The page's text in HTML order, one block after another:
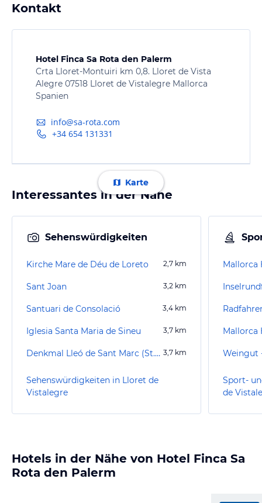
Kontakt
Hotel Finca Sa Rota den Palerm
Crta Lloret-Montuiri km 0,8. Lloret de Vista
Alegre 07518 Lloret de Vistalegre Mallorca
Spanien
info@sa-rota.com
+34 654 131331
Karte
Interessantes in der Nähe
Sehenswürdigkeiten
Kirche Mare de Déu de Loreto 2,7 km
Sant Joan 3,2 km
Santuari de Consolació 3,4 km
Iglesia Santa Maria de Sineu 3,7 km
Denkmal Lleó de Sant Marc (St. Markus-Löwe) 3,7 km
Sehenswürdigkeiten in Lloret de
Vistalegre
Mallorca
Mallorca
Weingut
Sport-
de
Hotels in der Nähe von Hotel Finca Sa
Rota den Palerm